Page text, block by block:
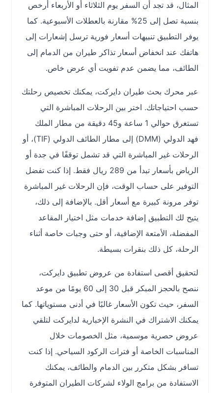
المثال، قد تجد أن السفر يوم الثلاثاء أو الأربعاء أرخص
بنسبة تصل إلى 25% مقارنة بالعطلات الأسبوعية. كما
يوفر التطبيق تنبيهات أسعار فورية ترسل إشعارات إلى
هاتفك عند انخفاض أسعار تذاكر طيران من الدمام إلى
الطائف، مما يضمن عدم تفويت أي عرض خاص.
عبر محرك بحث طيران دايركت، يمكنك تخصيص رحلتك
حسب احتياجاتك. اختر بين الرحلات المباشرة التي
تستغرق حوالي 1 ساعة و45 دقيقة من مطار الملك
فهد الدولي (DMM) إلى مطار الطائف الدولي (TIF)، أو
الرحلات غير المباشرة التي قد تشمل توقفًا في جدة أو
الرياض بأسعار تبدأ من 289 ريال فقط. إذا كنت تفضل
التوفير على حساب الوقت، فإن الرحلات غير المباشرة
توفر مرونة كبيرة مع أسعار أقل. بالإضافة إلى ذلك،
يتيح لك التطبيق إضافة خدمات مثل اختيار المقاعد
المفضلة، الأمتعة الإضافية، أو حتى وجبات خاصة أثناء
الرحلة، كل ذلك بنقرات بسيطة.
لتحقيق أقصى استفادة من عروض تطبيق دايركت،
ننصح بالحجز المبكر قبل 30 إلى 60 يومًا من موعد
السفر، حيث تكون الأسعار غالبًا في أدنى مستوياتها. كما
يمكنك الاشتراك في النشرة الإخبارية لدايركت لتلقي
عروض حصرية موسمية، مثل الخصومات خلال
المناسبات الخاصة أو فترات الركود السياحي. إذا كنت
تسافر بشكل متكرر بين الدمام والطائف، يمكنك
الاستفادة من برامج الولاء لشركات الطيران المتوفرة